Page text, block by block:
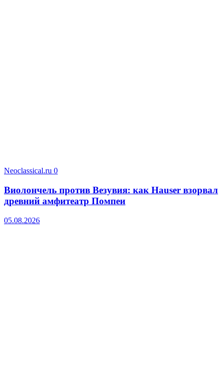
Neoclassical.ru 0
Виолончель против Везувия: как Hauser взорвал
древний амфитеатр Помпеи
05.08.2026